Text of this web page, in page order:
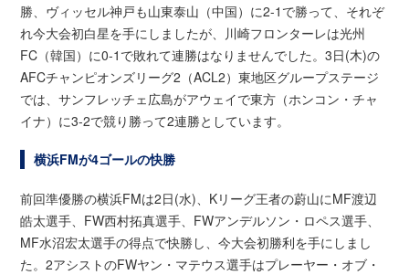
勝、ヴィッセル神戸も山東泰山（中国）に2-1で勝って、それぞ
れ今大会初白星を手にしましたが、川崎フロンターレは光州
FC（韓国）に0-1で敗れて連勝はなりませんでした。3日(木)の
AFCチャンピオンズリーグ2（ACL2）東地区グループステージ
では、サンフレッチェ広島がアウェイで東方（ホンコン・チャ
イナ）に3-2で競り勝って2連勝としています。
横浜FMが4ゴールの快勝
前回準優勝の横浜FMは2日(水)、Kリーグ王者の蔚山にMF渡辺
皓太選手、FW西村拓真選手、FWアンデルソン・ロペス選手、
MF水沼宏太選手の得点で快勝し、今大会初勝利を手にしまし
た。2アシストのFWヤン・マテウス選手はプレーヤー・オブ・